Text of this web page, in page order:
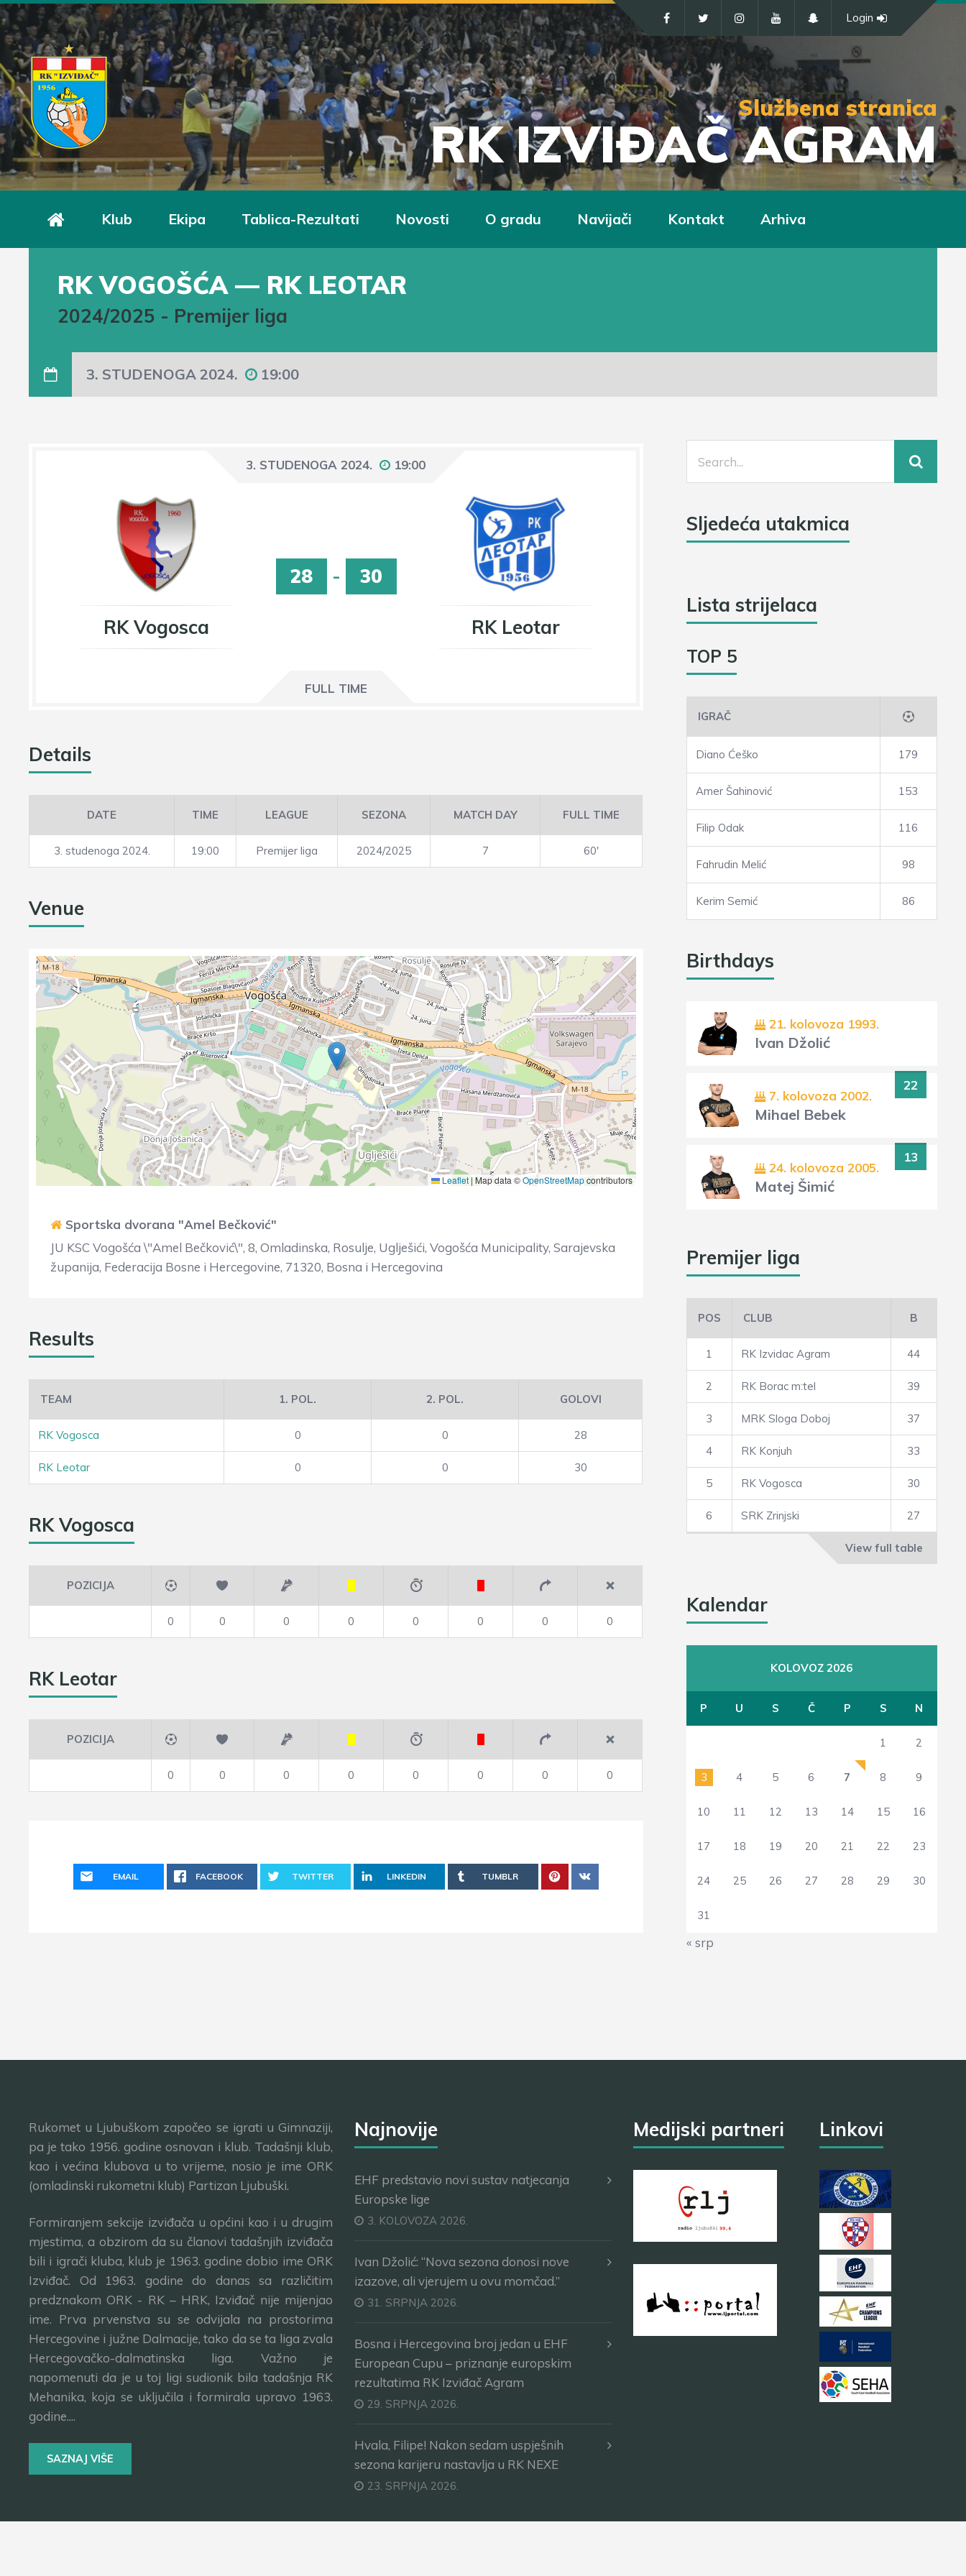
Službena stranica
RK IZVIĐAČ AGRAM
Login
Klub Ekipa Tablica-Rezultati Novosti O gradu Navijači Kontakt Arhiva
RK VOGOŠĆA — RK LEOTAR
2024/2025 - Premijer liga
3. STUDENOGA 2024. 19:00
3. STUDENOGA 2024. 19:00
RK Vogosca
28 - 30
RK Leotar
FULL TIME
Details
DATE TIME LEAGUE SEZONA MATCH DAY FULL TIME
3. studenoga 2024. 19:00 Premijer liga 2024/2025 7 60'
Venue
Leaflet | Map data ©OpenStreetMapcontributors
Sportska dvorana "Amel Bečković"
JU KSC Vogošća \"Amel Bečković\", 8, Omladinska, Rosulje, Uglješići, Vogošća Municipality, Sarajevska
županija, Federacija Bosne i Hercegovine, 71320, Bosna i Hercegovina
Results
TEAM 1. POL. 2. POL. GOLOVI
RK Vogosca 0 0 28
RK Leotar 0 0 30
RK Vogosca
POZICIJA
0 0 0 0 0 0 0 0
RK Leotar
POZICIJA
0 0 0 0 0 0 0 0
EMAIL FACEBOOK TWITTER LINKEDIN TUMBLR
Sljedeća utakmica
Lista strijelaca
TOP 5
IGRAČ
Diano Ćeško 179
Amer Šahinović 153
Filip Odak 116
Fahrudin Melić 98
Kerim Semić 86
Birthdays
21. kolovoza 1993.
Ivan Džolić
22
7. kolovoza 2002.
Mihael Bebek
13
24. kolovoza 2005.
Matej Šimić
Premijer liga
POS CLUB B
1 RK Izvidac Agram 44
2 RK Borac m:tel 39
3 MRK Sloga Doboj 37
4 RK Konjuh 33
5 RK Vogosca 30
6 SRK Zrinjski 27
View full table
Kalendar
KOLOVOZ 2026
P U S Č P S N
1 2
3 4 5 6 7 8 9
10 11 12 13 14 15 16
17 18 19 20 21 22 23
24 25 26 27 28 29 30
31
« srp
Rukomet u Ljubuškom započeo se igrati u Gimnaziji,
pa je tako 1956. godine osnovan i klub. Tadašnji klub,
kao i većina klubova u to vrijeme, nosio je ime ORK
(omladinski rukometni klub) Partizan Ljubuški.
Formiranjem sekcije izviđača u općini kao i u drugim
mjestima, a obzirom da su članovi tadašnjih izviđača
bili i igrači kluba, klub je 1963. godine dobio ime ORK
Izviđač. Od 1963. godine do danas sa različitim
predznakom ORK - RK – HRK, Izviđač nije mijenjao
ime. Prva prvenstva su se odvijala na prostorima
Hercegovine i južne Dalmacije, tako da se ta liga zvala
Hercegovačko-dalmatinska liga. Važno je
napomenuti da je u toj ligi sudionik bila tadašnja RK
Mehanika, koja se uključila i formirala upravo 1963.
godine....
SAZNAJ VIŠE
Najnovije
EHF predstavio novi sustav natjecanja
Europske lige
3. KOLOVOZA 2026.
Ivan Džolić: “Nova sezona donosi nove
izazove, ali vjerujem u ovu momčad.”
31. SRPNJA 2026.
Bosna i Hercegovina broj jedan u EHF
European Cupu – priznanje europskim
rezultatima RK Izviđač Agram
29. SRPNJA 2026.
Hvala, Filipe! Nakon sedam uspješnih
sezona karijeru nastavlja u RK NEXE
23. SRPNJA 2026.
Medijski partneri Linkovi